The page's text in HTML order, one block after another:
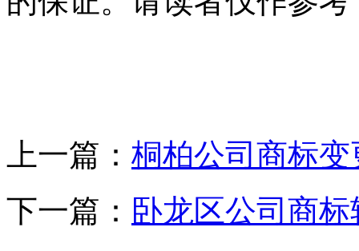
上一篇： 桐柏公司商标
下一篇： 卧龙区公司商